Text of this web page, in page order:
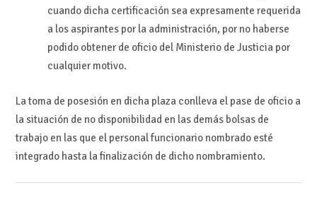
cuando dicha certificación sea expresamente requerida
a los aspirantes por la administración, por no haberse
podido obtener de oficio del Ministerio de Justicia por
cualquier motivo.
La toma de posesión en dicha plaza conlleva el pase de oficio a
la situación de no disponibilidad en las demás bolsas de
trabajo en las que el personal funcionario nombrado esté
integrado hasta la finalización de dicho nombramiento.